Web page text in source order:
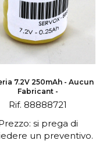
7.2V 250mAh - Aucun
Fabricant -
Rif. 88888721
si prega di
un preventivo.